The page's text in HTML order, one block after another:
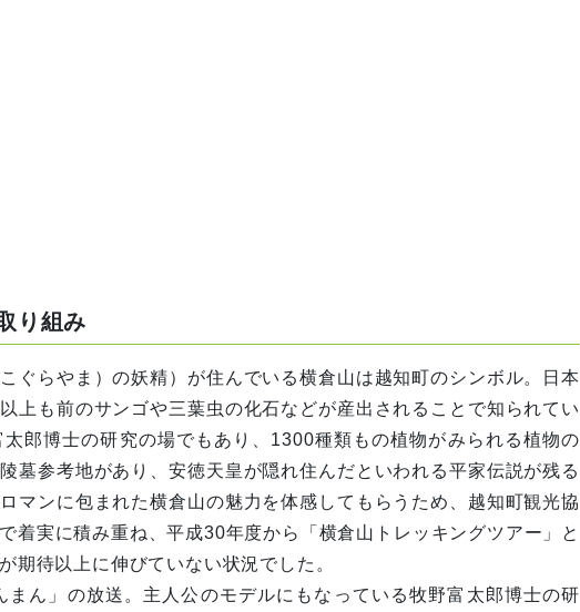
り組み
ぐらやま）の妖精）が住んでいる横倉山は越知町のシンボル。日本
上も前のサンゴや三葉虫の化石などが産出されることで知られてい
郎博士の研究の場でもあり、1300種類もの植物がみられる植物の
墓参考地があり、安徳天皇が隠れ住んだといわれる平家伝説が残る
マンに包まれた横倉山の魅力を体感してもらうため、越知町観光協
着実に積み重ね、平成30年度から「横倉山トレッキングツアー」と
期待以上に伸びていない状況でした。
ん」の放送。主人公のモデルにもなっている牧野富太郎博士の研